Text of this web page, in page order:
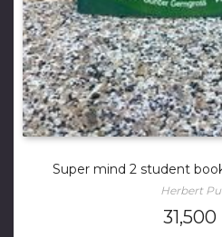
Super mind 2 student
Herbert
31,500